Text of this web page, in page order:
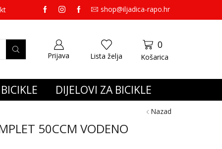
65,00 eura gratis dostava.shop@iljadica-rapo.hr
Prijava Lista želja
0
Košarica
DIJELOVI ZA BICIKLE
Nazad
50CCM VODENO